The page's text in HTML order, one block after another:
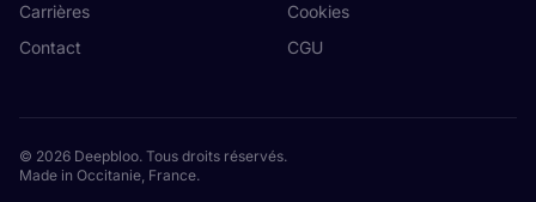
Carrières
Contact
Cookies
CGU
© 2026 Deepbloo. Tous droits réservés.
Made in Occitanie, France.